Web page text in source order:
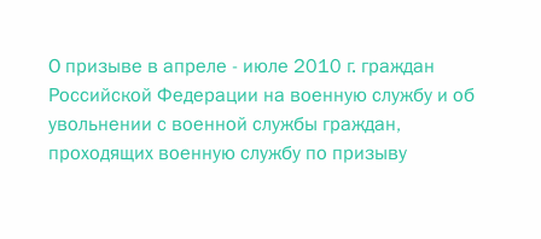
О призыве в апреле - июле 2010 г. граждан
Российской Федерации на военную службу и об
увольнении с военной службы граждан,
проходящих военную службу по призыву